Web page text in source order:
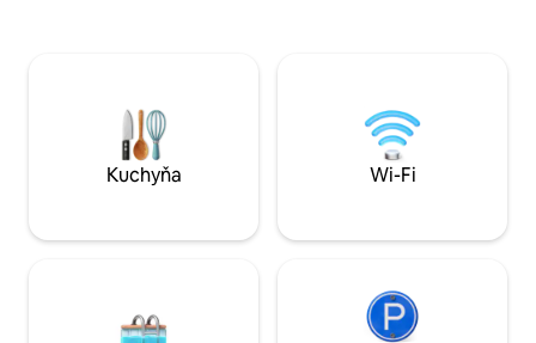
krbom a sporákom. Opýtajte sa nás na
neďaleké River Islands alebo jednodňové
výlety na lyžovanie/turistiku.
ponúka ideálnu
luxusu a
Kuchyňa Wi-Fi